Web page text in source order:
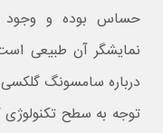
حساس بوده و وجود
نمایشگر آن طبیعی
درباره سامسونگ
توجه به سطح